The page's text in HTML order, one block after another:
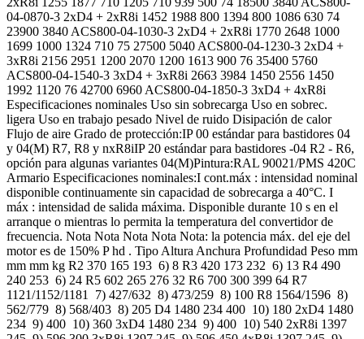
04-0870-3 2xD4 + 2xR8i 1452 1988 800 1394 800 1086 630 74
23900 3840 ACS800-04-1030-3 2xD4 + 2xR8i 1770 2648 1000
1699 1000 1324 710 75 27500 5040 ACS800-04-1230-3 2xD4 +
3xR8i 2156 2951 1200 2070 1200 1613 900 76 35400 5760
ACS800-04-1540-3 3xD4 + 3xR8i 2663 3984 1450 2556 1450
1992 1120 76 42700 6960 ACS800-04-1850-3 3xD4 + 4xR8i
Especificaciones nominales Uso sin sobrecarga Uso en sobrec.
ligera Uso en trabajo pesado Nivel de ruido Disipación de calor
Flujo de aire Grado de protección:IP 00 estándar para bastidores 04
y 04(M) R7, R8 y nxR8iIP 20 estándar para bastidores -04 R2 - R6,
opción para algunas variantes 04(M)Pintura:RAL 90021/PMS 420C
Armario Especificaciones nominales:I cont.máx : intensidad nominal
disponible continuamente sin capacidad de sobrecarga a 40°C. I
máx : intensidad de salida máxima. Disponible durante 10 s en el
arranque o mientras lo permita la temperatura del convertidor de
frecuencia. Nota Nota Nota Nota Nota: la potencia máx. del eje del
motor es de 150% P hd . Tipo Altura Anchura Profundidad Peso mm
mm mm kg R2 370 165 193 6) 8 R3 420 173 232 6) 13 R4 490
240 253 6) 24 R5 602 265 276 32 R6 700 300 399 64 R7
1121/1152/1181 7) 427/632 8) 473/259 8) 100 R8 1564/1596 8)
562/779 8) 568/403 8) 205 D4 1480 234 400 10) 180 2xD4 1480
234 9) 400 10) 360 3xD4 1480 234 9) 400 10) 540 2xR8i 1397